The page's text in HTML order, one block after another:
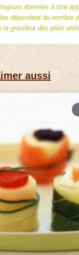
données à titre
dépendent du nombre
la grandeur des plats
aussi